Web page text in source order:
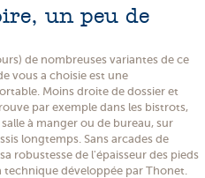
un peu de
de nombreuses variantes de ce
vous a choisie est une
Moins droite de dossier et
par exemple dans les bistrots,
à manger ou de bureau, sur
longtemps. Sans arcades de
robustesse de l'épaisseur des pieds
technique développée par Thonet.